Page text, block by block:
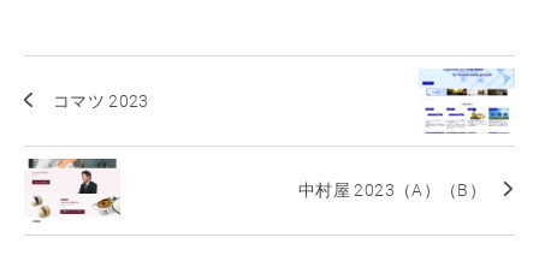
コマツ 2023
中村屋 2023（A）（B）